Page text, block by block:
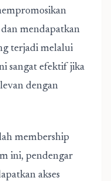
mendapatkan
terjadi melalui
sangat efektif jika
dengan
membership
ini, pendengar
akses